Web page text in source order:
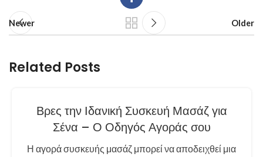
Newer Older
Related Posts
Βρες την Ιδανική Συσκευή Μασάζ για
Σένα – Ο Οδηγός Αγοράς σου
Η αγορά συσκευής μασάζ μπορεί να αποδειχθεί μια